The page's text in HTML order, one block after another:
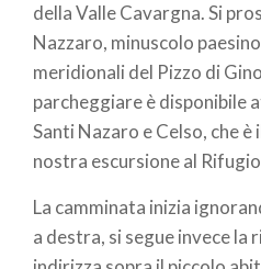
della Valle Cavargna. Si
Nazzaro, minuscolo
meridionali del Pizzo di
parcheggiare è disponibile
Santi Nazaro e Celso, che
nostra escursione al
La camminata inizia
a destra, si segue invece la